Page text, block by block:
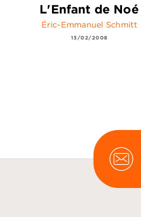
L'Enfant de Noé
Éric-Emmanuel Schmitt
13/02/2008